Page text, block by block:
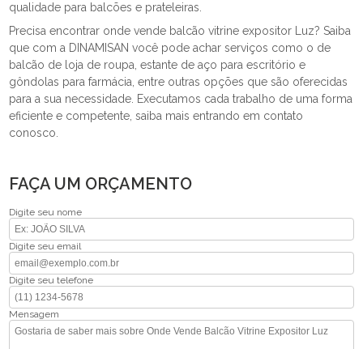
qualidade para balcões e prateleiras.
Precisa encontrar onde vende balcão vitrine expositor Luz? Saiba
que com a DINAMISAN você pode achar serviços como o de
balcão de loja de roupa, estante de aço para escritório e
gôndolas para farmácia, entre outras opções que são oferecidas
para a sua necessidade. Executamos cada trabalho de uma forma
eficiente e competente, saiba mais entrando em contato
conosco.
FAÇA UM ORÇAMENTO
Digite seu nome
Digite seu email
Digite seu telefone
Mensagem